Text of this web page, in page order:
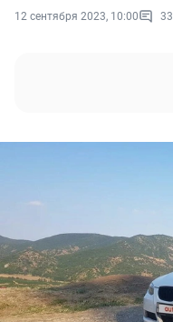
12 сентября 2023, 10:00 33